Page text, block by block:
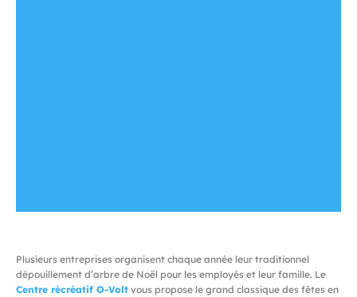
Plusieurs entreprises organisent chaque année leur traditionnel
dépouillement d’arbre de Noël pour les employés et leur famille. Le
Centre récréatif O-Volt vous propose le grand classique des fêtes en